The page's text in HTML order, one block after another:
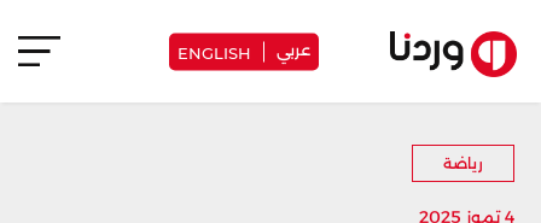
عربي ENGLISH
رياضة
4 تموز 2025